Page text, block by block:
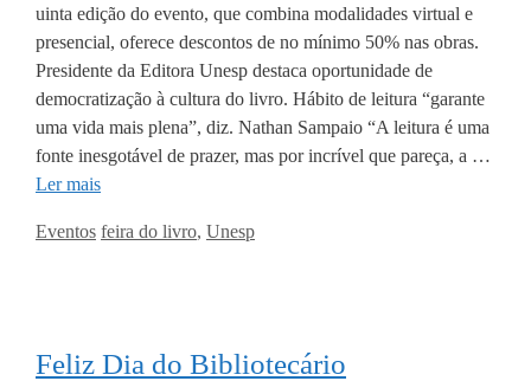
uinta edição do evento, que combina modalidades virtual e
presencial, oferece descontos de no mínimo 50% nas obras.
Presidente da Editora Unesp destaca oportunidade de
democratização à cultura do livro. Hábito de leitura “garante
uma vida mais plena”, diz. Nathan Sampaio “A leitura é uma
fonte inesgotável de prazer, mas por incrível que pareça, a …
Ler mais
Categorias
Eventos Tags
feira do livro, Unesp
Feliz Dia do Bibliotecário